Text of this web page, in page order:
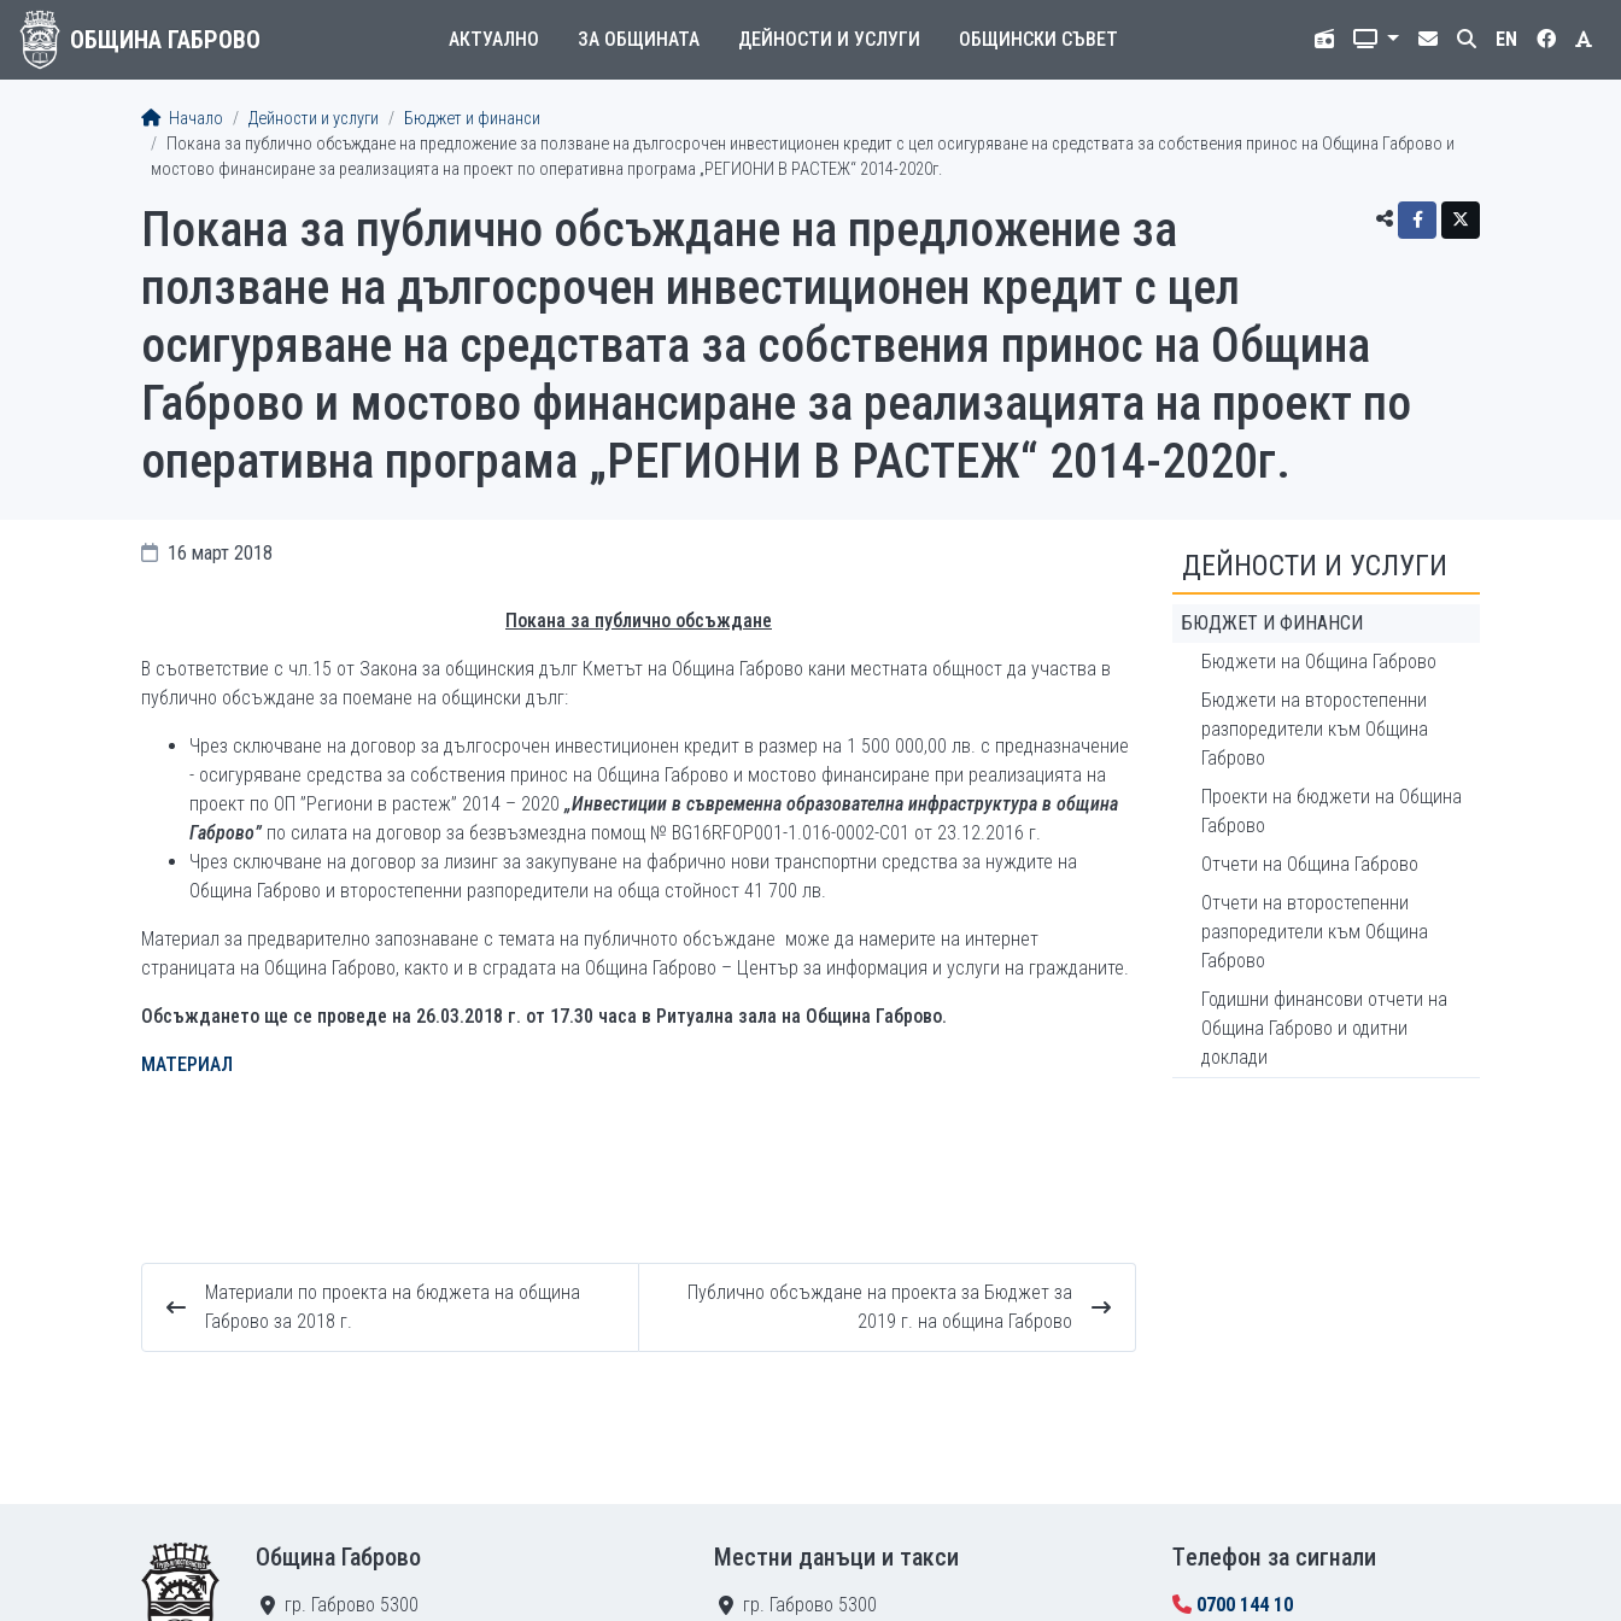
ОБЩИНА ГАБРОВО АКТУАЛНО ЗА ОБЩИНАТА ДЕЙНОСТИ И УСЛУГИ ОБЩИНСКИ СЪВЕТ EN
Начало Дейности и услуги
Бюджет и финанси
Покана за публично обсъждане на предложение за ползване на дългосрочен инвестиционен кредит с цел осигуряване на средствата за собствения принос на Община Габрово и
мостово финансиране за реализацията на проект по оперативна програма „РЕГИОНИ В РАСТЕЖ“ 2014-2020г.
Покана за публично обсъждане на предложение за
ползване на дългосрочен инвестиционен кредит с цел
осигуряване на средствата за собствения принос на Община
Габрово и мостово финансиране за реализацията на проект по
оперативна програма „РЕГИОНИ В РАСТЕЖ“ 2014-2020г.
16 март 2018
Покана за публично обсъждане
В съответствие с чл.15 от Закона за общинския дълг Кметът на Община Габрово кани местната общност да участва в
публично обсъждане за поемане на общински дълг:
Чрез сключване на договор за дългосрочен инвестиционен кредит в размер на 1 500 000,00 лв. с предназначение
- осигуряване средства за собствения принос на Община Габрово и мостово финансиране при реализацията на
проект по ОП ”Региони в растеж” 2014 – 2020 „Инвестиции в съвременна образователна инфраструктура в община
Габрово” по силата на договор за безвъзмездна помощ № BG16RFOP001-1.016-0002-C01 от 23.12.2016 г.
Чрез сключване на договор за лизинг за закупуване на фабрично нови транспортни средства за нуждите на
Община Габрово и второстепенни разпоредители на обща стойност 41 700 лв.
Материал за предварително запознаване с темата на публичното обсъждане може да намерите на интернет
страницата на Община Габрово, както и в сградата на Община Габрово – Център за информация и услуги на гражданите.
Обсъждането ще се проведе на 26.03.2018 г. от 17.30 часа в Ритуална зала на Община Габрово.
МАТЕРИАЛ
Материали по проекта на бюджета на община
Габрово за 2018 г.
Публично обсъждане на проекта за Бюджет за
2019 г. на община Габрово
ДЕЙНОСТИ И УСЛУГИ
БЮДЖЕТ И ФИНАНСИ
Бюджети на Община Габрово
Бюджети на второстепенни
разпоредители към Община
Габрово
Проекти на бюджети на Община
Габрово
Отчети на Община Габрово
Отчети на второстепенни
разпоредители към Община
Габрово
Годишни финансови отчети на
Община Габрово и одитни
доклади
Община Габрово
гр. Габрово 5300
Местни данъци и такси
гр. Габрово 5300
Tелефон за сигнали
0700 144 10